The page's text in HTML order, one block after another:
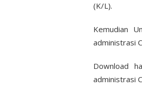
(K/L).
Kemudian
administrasi
Download
administrasi